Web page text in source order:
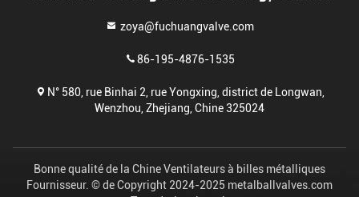
zoya@fuchuangvalve.com
86-195-4876-1535
N° 580, rue Binhai 2, rue Yongxing, district de Longwan,
Wenzhou, Zhejiang, Chine 325024
Bonne qualité de la Chine Ventilateurs à billes métalliques
Fournisseur. © de Copyright 2024-2025 metalballvalves.com